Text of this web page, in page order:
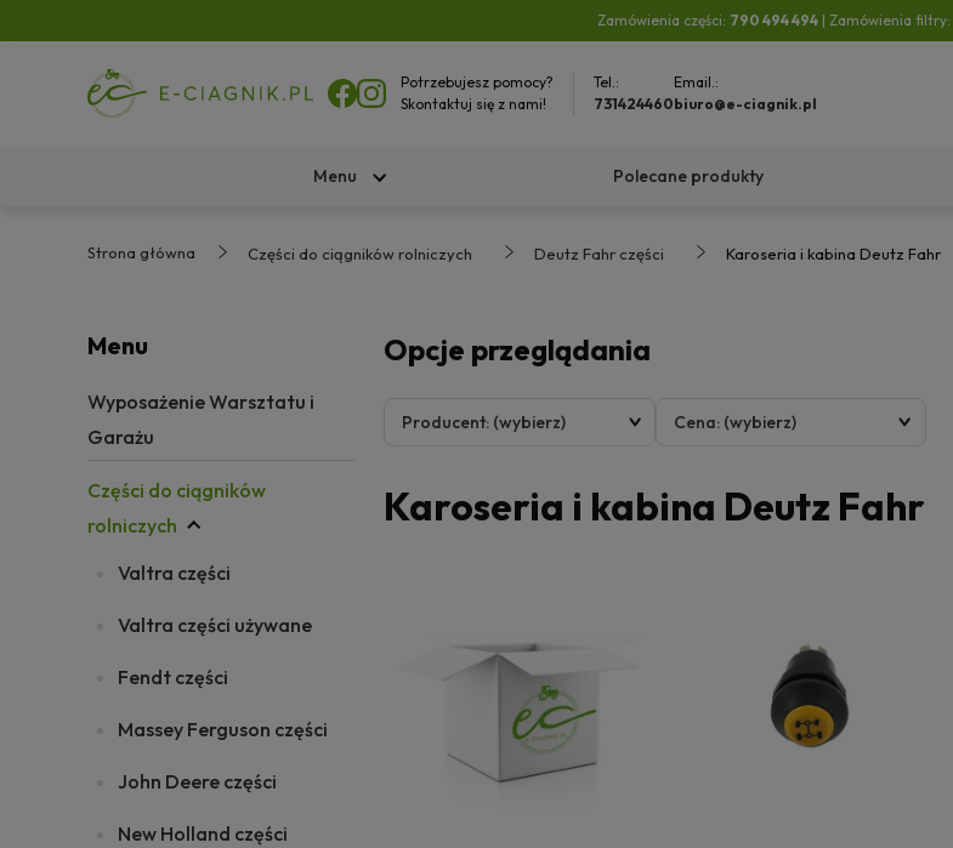
Zamówienia części: 790 494 494 | Zamówienia filtry:
Potrzebujesz pomocy?
Skontaktuj się z nami!
Tel.:
731424460
Email.:
biuro@e-ciagnik.pl
Menu Polecane produkty
Strona główna Części do ciągników rolniczych Deutz Fahr części Karoseria i kabina Deutz Fahr
Menu
Wyposażenie Warsztatu i
Garażu
Części do ciągników
rolniczych
Valtra części
Valtra części używane
Fendt części
Massey Ferguson części
John Deere części
New Holland części
Opcje przeglądania
Producent: (wybierz) Cena: (wybierz)
Karoseria i kabina Deutz Fahr